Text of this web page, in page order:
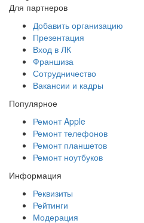
Для партнеров
Добавить организацию
Презентация
Вход в ЛК
Франшиза
Сотрудничество
Вакансии и кадры
Популярное
Ремонт Apple
Ремонт телефонов
Ремонт планшетов
Ремонт ноутбуков
Информация
Реквизиты
Рейтинги
Модерация